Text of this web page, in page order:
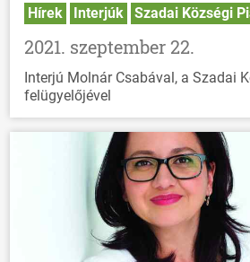
Hírek Interjúk Szadai Községi
2021. szeptember 22.
Interjú Molnár Csabával, a Szadai
felügyelőjével